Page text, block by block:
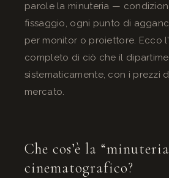
parole la minuteria —
fissaggio, ogni punto di
per monitor o proiettore. Ecco
completo di ciò che il
sistematicamente, con i prezzi
mercato.
Che cos’è la
cinematografico?